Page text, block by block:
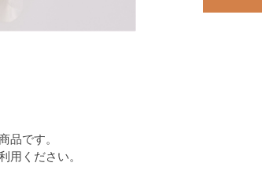
品です。
用ください。